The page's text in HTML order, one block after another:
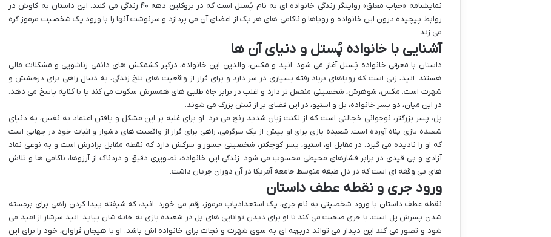
نمایشنامه «حباب معلق» روایتگر زندگی خانواده ای به نام پُستل است که در بروکلین دهه ۴۰ زندگی می کنند. این داستان به کاوش در
روابط پیچیده درون این خانواده و رویاها و ناکامی های هر یک از اعضای آن می پردازد و سرنوشت آنها را با ورود یک شخصیت مرموز گره
می زند.
آشنایی با خانواده پُستل و دنیای آن ها
داستان با معرفی خانواده پُستل آغاز می شود. انید و مکس، والدین این خانواده، درگیر کشمکش های دائمی زناشویی و مشکلات مالی
هستند. انید، زنی است که رویاهای برباد رفته بسیاری در سر دارد و برای فرار از واقعیت های تلخ زندگی، به دنبال راهی برای درخشش و
شهرت است. مکس، شوهرش، شخصیتی منفعل تر دارد و اغلب در برابر جاه طلبی های همسرش سکوت می کند یا با کنایه پاسخ می دهد.
در این میان، دو پسر خانواده، پل و استیو، در این فضای پر از تنش بزرگ می شوند.
پل، پسر بزرگتر، نوجوانی خجالتی است که از لکنت زبان شدید رنج می برد. او برای غلبه بر این مشکل و یافتن اعتماد به نفس، به دنیای
شعبده بازی پناه آورده است. شعبده بازی برای او بیش از یک سرگرمی، راهی برای فرار از واقعیت های دشوار و اثبات خود در جهانی است
که او را نادیده می گیرد. در مقابل او، استیو، پسر کوچکتر، شخصیتی جسور و سرکش دارد که نقطه مقابل برادرش است و به نوعی نماد
آزادی و بی قیدی در برابر فشارهای محیطی محسوب می شود. زندگی این خانواده، تصویری دقیق و دردناک از آرزوها، ناکامی ها و تلاش
های بی وقفه ای است که در دل طبقه متوسط جامعه آمریکا در آن دوران جریان داشت.
ورود جری و نقطه عطف داستان
نقطه عطف داستان با ورود شخصیتی به نام جری، یک استعدادیاب مرموز، رقم می خورد. انید، که شیفته پیدا کردن راهی برای برجسته
شدن پسرش پل است، با جری صحبت می کند تا او برای دیدن توانایی های پل در شعبده بازی به خانه شان بیاید. انید سرشار از امید می
شود و تصور می کند این دیدار می تواند دریچه ای به سوی شهرت و نجات برای خانواده اش باشد. او با هیجان فراوان، خود را برای این